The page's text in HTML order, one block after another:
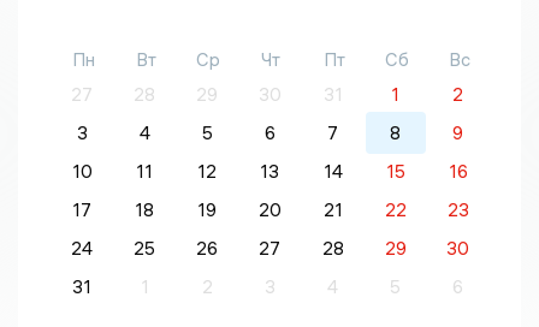
Пн Вт Ср Чт Пт Сб
Вс
27
28 29 30 31 1
2
3
4 5 6 7 8
9
10
11 12 13 14 15
16
17
18 19 20 21 22
23
24
25 26 27 28 29
30
31
1 2 3 4 5 6